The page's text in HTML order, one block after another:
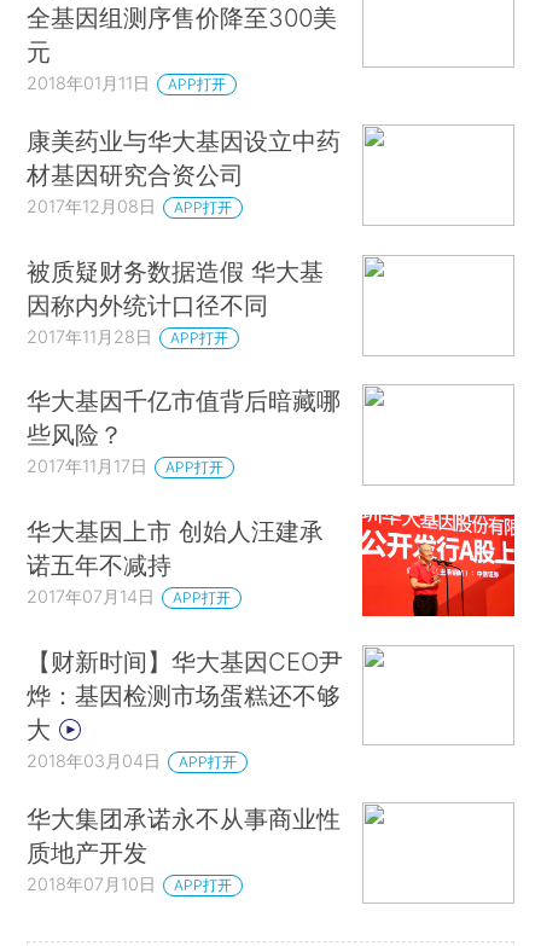
全基因组测序售价降至300美
元
2018年01月11日 APP打开
康美药业与华大基因设立中药
材基因研究合资公司
2017年12月08日 APP打开
被质疑财务数据造假 华大基
因称内外统计口径不同
2017年11月28日 APP打开
华大基因千亿市值背后暗藏哪
些风险？
2017年11月17日 APP打开
华大基因上市 创始人汪建承
诺五年不减持
2017年07月14日 APP打开
【财新时间】华大基因CEO尹
烨：基因检测市场蛋糕还不够
大
2018年03月04日 APP打开
华大集团承诺永不从事商业性
质地产开发
2018年07月10日 APP打开